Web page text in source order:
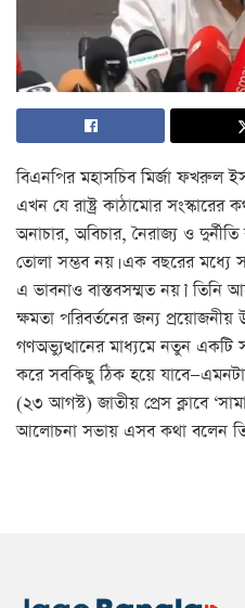
বিএনপির মহাসচিব মির্জা ফখরুল
এখন যে রাষ্ট্র কাঠামোর সংস্কারের
অনাচার, অবিচার, নৈরাজ্য ও
তোলা সম্ভব নয়। এক বছরের মধ্যে
এ ভাবনাও বাস্তবসম্মত নয়।’
ক্ষমতা পরিবর্তনের জন্য প্রয়োজনীয়
গণঅভ্যুত্থানের মাধ্যমে নতুন একটি
করে সবকিছু ঠিক হয়ে
(২৩ আগস্ট) জাতীয় প্রেস ক্লাবে
আলোচনা সভায় এসব কথা বলেন